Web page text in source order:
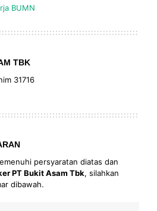
BUMN
TBK
31716
persyaratan diatas dan
PT Bukit Asam Tbk, silahkan
dibawah.